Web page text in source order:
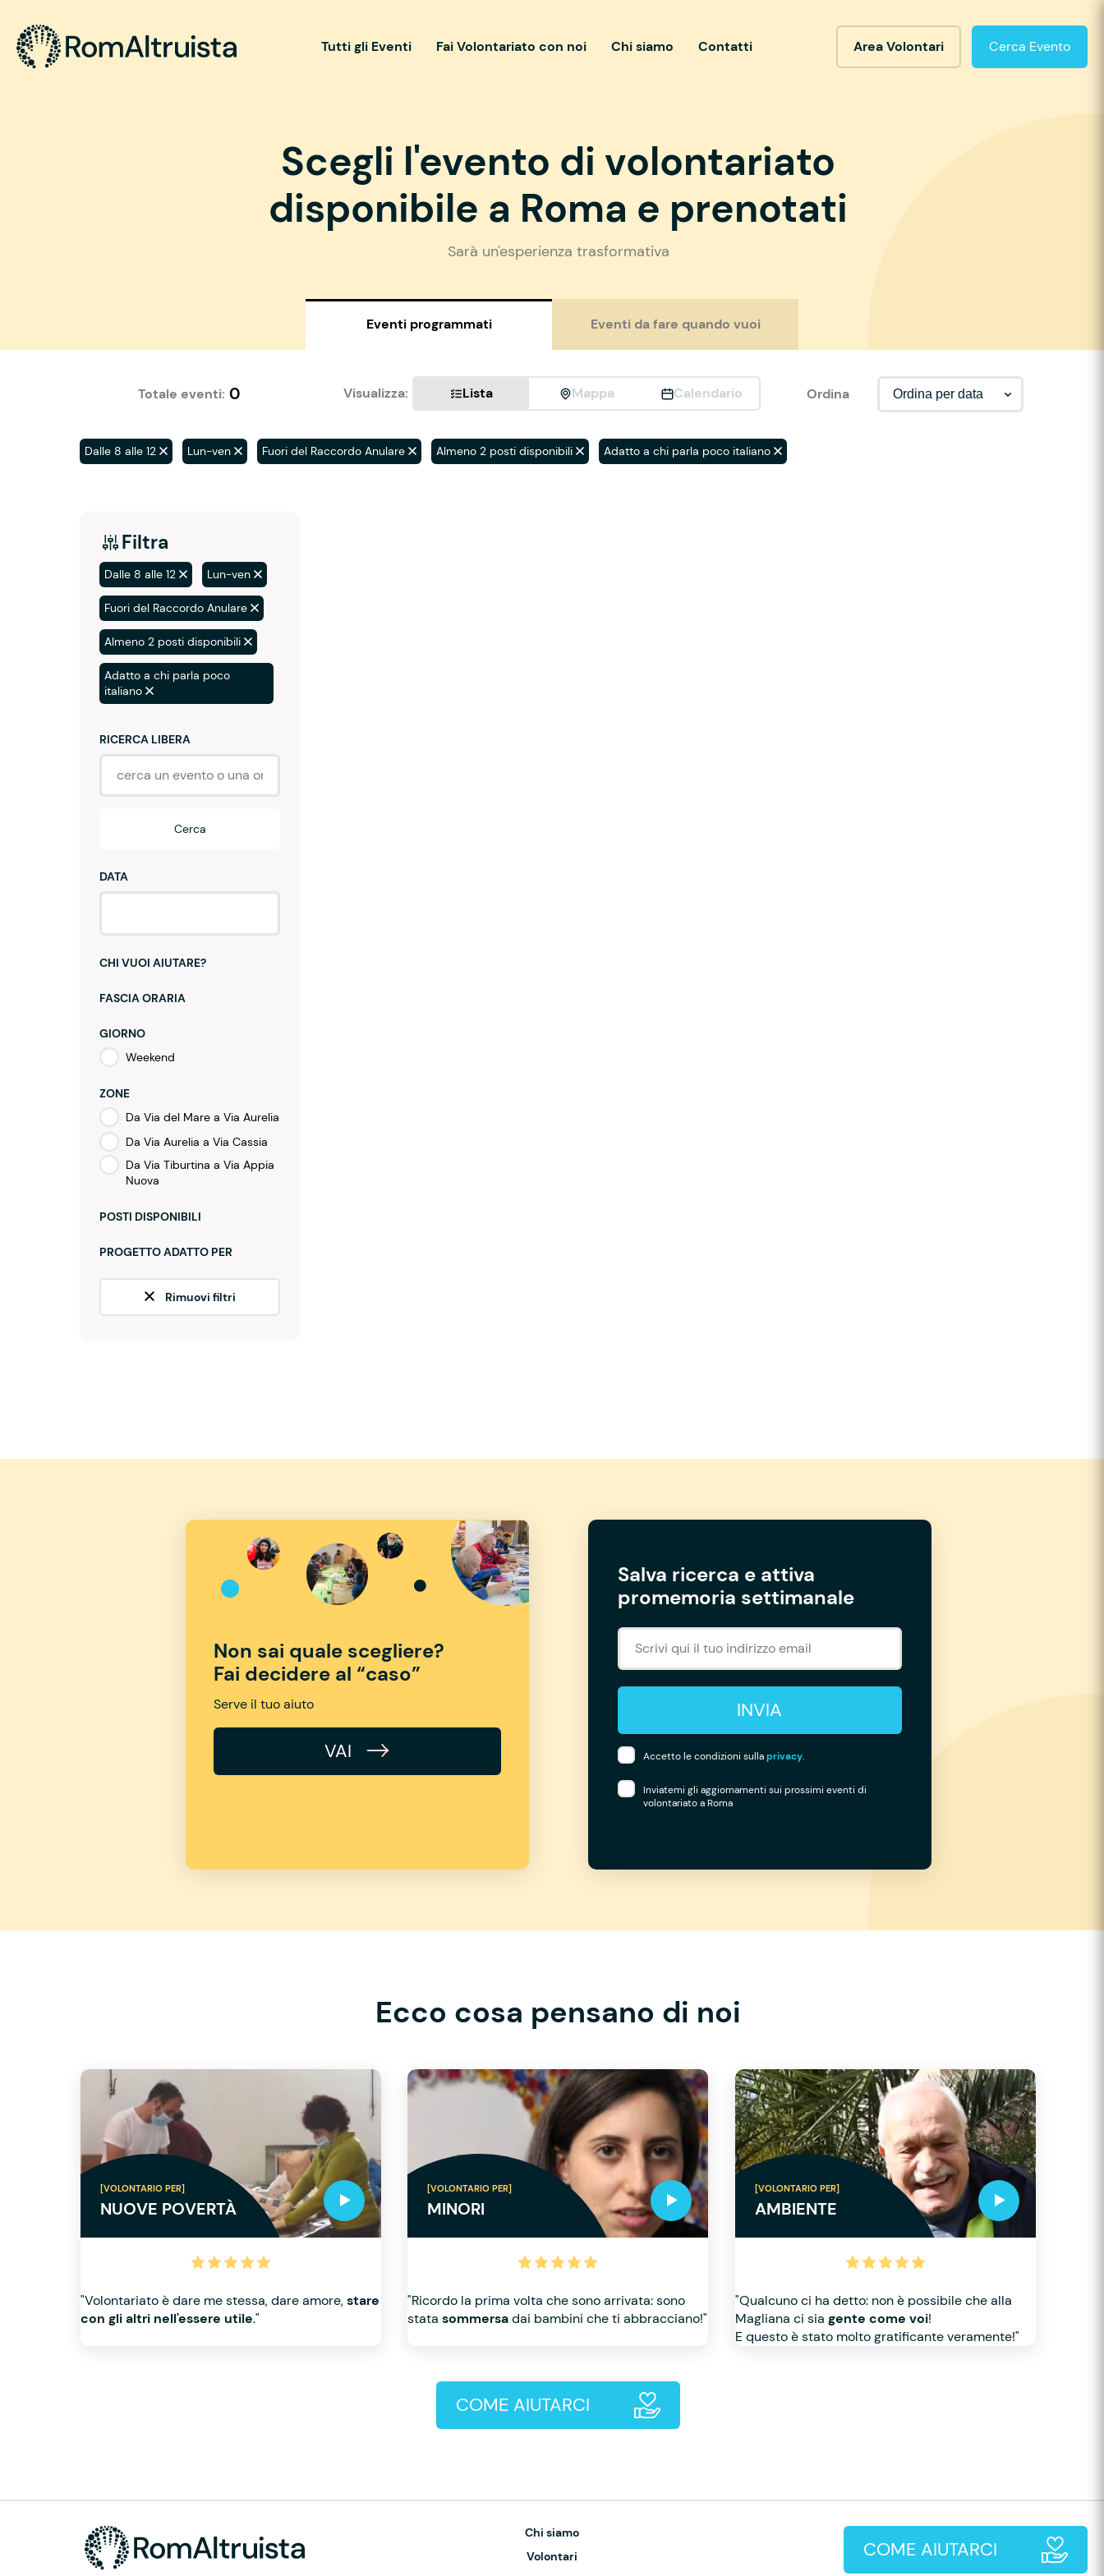
Tutti gli Eventi Fai Volontariato con noi Chi siamo Contatti Area Volontari Cerca Evento
Scegli l'evento di volontariato
disponibile a Roma e prenotati
Sarà un'esperienza trasformativa
Eventi programmati Eventi da fare quando vuoi
Totale eventi: 0 Visualizza: Lista Mappa Calendario Ordina
Dalle 8 alle 12 Lun-ven Fuori del Raccordo Anulare Almeno 2 posti disponibili Adatto a chi parla poco italiano
Filtra
Dalle 8 alle 12 Lun-ven
Fuori del Raccordo Anulare
Almeno 2 posti disponibili
Adatto a chi parla poco
italiano
RICERCA LIBERA
Cerca
DATA
CHI VUOI AIUTARE?
FASCIA ORARIA
GIORNO
Weekend
ZONE
Da Via del Mare a Via Aurelia
Da Via Aurelia a Via Cassia
Da Via Tiburtina a Via Appia
Nuova
POSTI DISPONIBILI
PROGETTO ADATTO PER
Rimuovi filtri
Non sai quale scegliere?
Fai decidere al “caso”
Serve il tuo aiuto
VAI
Salva ricerca e attiva
promemoria settimanale
INVIA
Accetto le condizioni sullaprivacy.
Inviatemi gli aggiornamenti sui prossimi eventi di
volontariato a Roma
Ecco cosa pensano di noi
[VOLONTARIO PER]
NUOVE POVERTÀ
"Volontariato è dare me stessa, dare amore,stare
con gli altri nell'essere utile."
[VOLONTARIO PER]
MINORI
"Ricordo la prima volta che sono arrivata: sono
statasommersadai bambini che ti abbracciano!"
[VOLONTARIO PER]
AMBIENTE
"Qualcuno ci ha detto: non è possibile che alla
Magliana ci sia gente come voi!
E questo è stato molto gratificante veramente!"
COME AIUTARCI
Chi siamo
Volontari
COME AIUTARCI